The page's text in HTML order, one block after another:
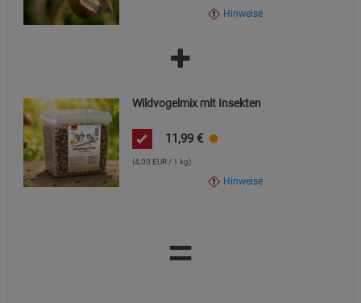
Hinweise
Wildvogelmix mit Insekten
11,99 €
(4,00 EUR / 1 kg)
Hinweise
=